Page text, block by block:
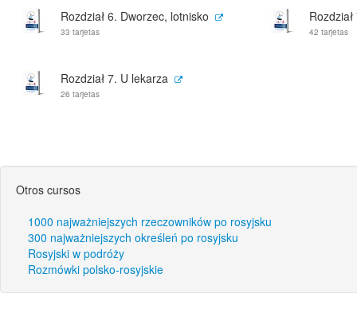
Rozdział 6. Dworzec, lotnisko
33 tarjetas 42 tarjetas
Rozdział 7. U lekarza
26 tarjetas
Otros cursos
1000 najważniejszych rzeczowników po rosyjsku
300 najważniejszych określeń po rosyjsku
Rosyjski w podróży
Rozmówki polsko-rosyjskie